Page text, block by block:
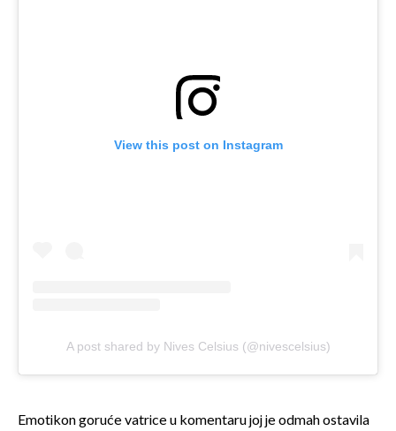
View this post on Instagram
A post shared by Nives Celsius (@nivescelsius)
Emotikon goruće vatrice u komentaru joj je odmah ostavila